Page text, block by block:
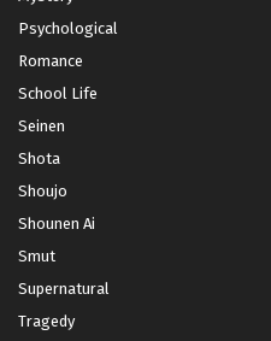
Psychological
Romance
School Life
Seinen
Shota
Shoujo
Shounen Ai
Smut
Supernatural
Tragedy